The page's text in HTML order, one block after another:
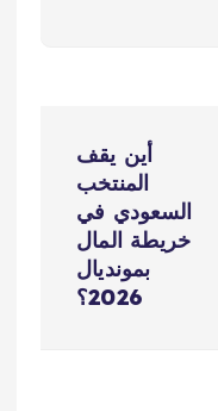
أين يقف
المنتخب
السعودي في
خريطة المال
بمونديال
2026؟